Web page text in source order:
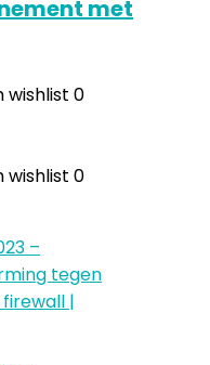
met
wishlist 0
wishlist 0